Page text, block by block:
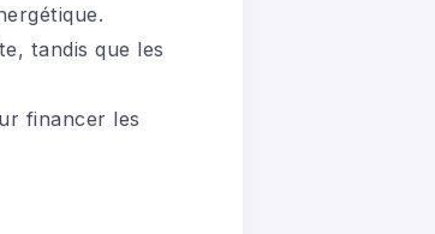
tandis que les
financer les